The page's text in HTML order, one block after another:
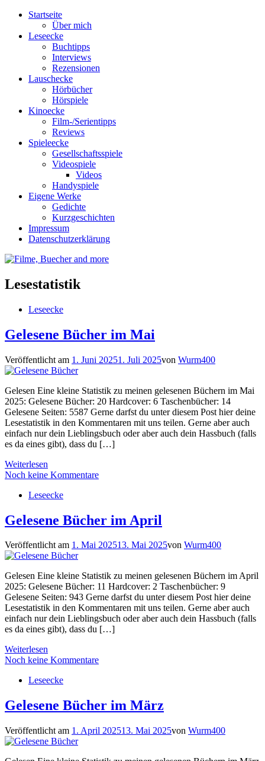
Startseite
Über mich
Leseecke
Buchtipps
Interviews
Rezensionen
Lauschecke
Hörbücher
Hörspiele
Kinoecke
Film-/Serientipps
Reviews
Spieleecke
Gesellschaftsspiele
Videospiele
Videos
Handyspiele
Eigene Werke
Gedichte
Kurzgeschichten
Impressum
Datenschutzerklärung
Lesestatistik
Leseecke
Gelesene Bücher im Mai
Veröffentlicht am 1. Juni 20251. Juli 2025von Wurm400
Gelesen Eine kleine Statistik zu meinen gelesenen Büchern im Mai
2025: Gelesene Bücher: 20 Hardcover: 6 Taschenbücher: 14
Gelesene Seiten: 5587 Gerne darfst du unter diesem Post hier deine
Lesestatistik in den Kommentaren mit uns teilen. Gerne aber auch
einfach nur dein Lieblingsbuch oder aber auch dein Hassbuch (falls
es da eines gibt), dass du […]
Weiterlesen
Noch keine Kommentare
Leseecke
Gelesene Bücher im April
Veröffentlicht am 1. Mai 202513. Mai 2025von Wurm400
Gelesen Eine kleine Statistik zu meinen gelesenen Büchern im April
2025: Gelesene Bücher: 11 Hardcover: 2 Taschenbücher: 9
Gelesene Seiten: 943 Gerne darfst du unter diesem Post hier deine
Lesestatistik in den Kommentaren mit uns teilen. Gerne aber auch
einfach nur dein Lieblingsbuch oder aber auch dein Hassbuch (falls
es da eines gibt), dass du […]
Weiterlesen
Noch keine Kommentare
Leseecke
Gelesene Bücher im März
Veröffentlicht am 1. April 202513. Mai 2025von Wurm400